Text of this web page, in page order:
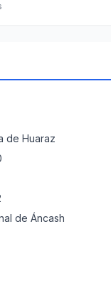
de Huaraz
de Áncash